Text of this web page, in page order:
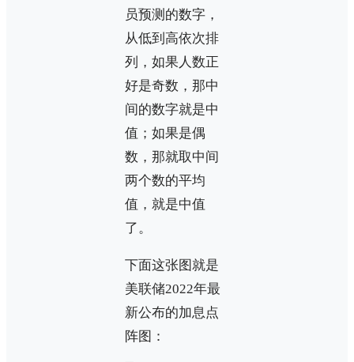
员预测的数字，
从低到高依次排
列，如果人数正
好是奇数，那中
间的数字就是中
值；如果是偶
数，那就取中间
两个数的平均
值，就是中值
了。
下面这张图就是
美联储2022年最
新公布的加息点
阵图：